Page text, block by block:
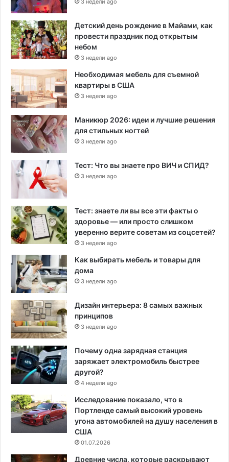
3 недели ago
Детский день рождение в Майами, как
провести праздник под открытым
небом
3 недели ago
Необходимая мебель для съемной
квартиры в США
3 недели ago
Маникюр 2026: идеи и лучшие решения
для стильных ногтей
3 недели ago
Тест: Что вы знаете про ВИЧ и СПИД?
3 недели ago
Тест: знаете ли вы все эти факты о
здоровье — или просто слишком
уверенно верите советам из соцсетей?
3 недели ago
Как выбирать мебель и товары для
дома
3 недели ago
Дизайн интерьера: 8 самых важных
принципов
3 недели ago
Почему одна зарядная станция
заряжает электромобиль быстрее
другой?
4 недели ago
Исследование показало, что в
Портленде самый высокий уровень
угона автомобилей на душу населения в
США
01.07.2026
Древние числа, которые раскрывают